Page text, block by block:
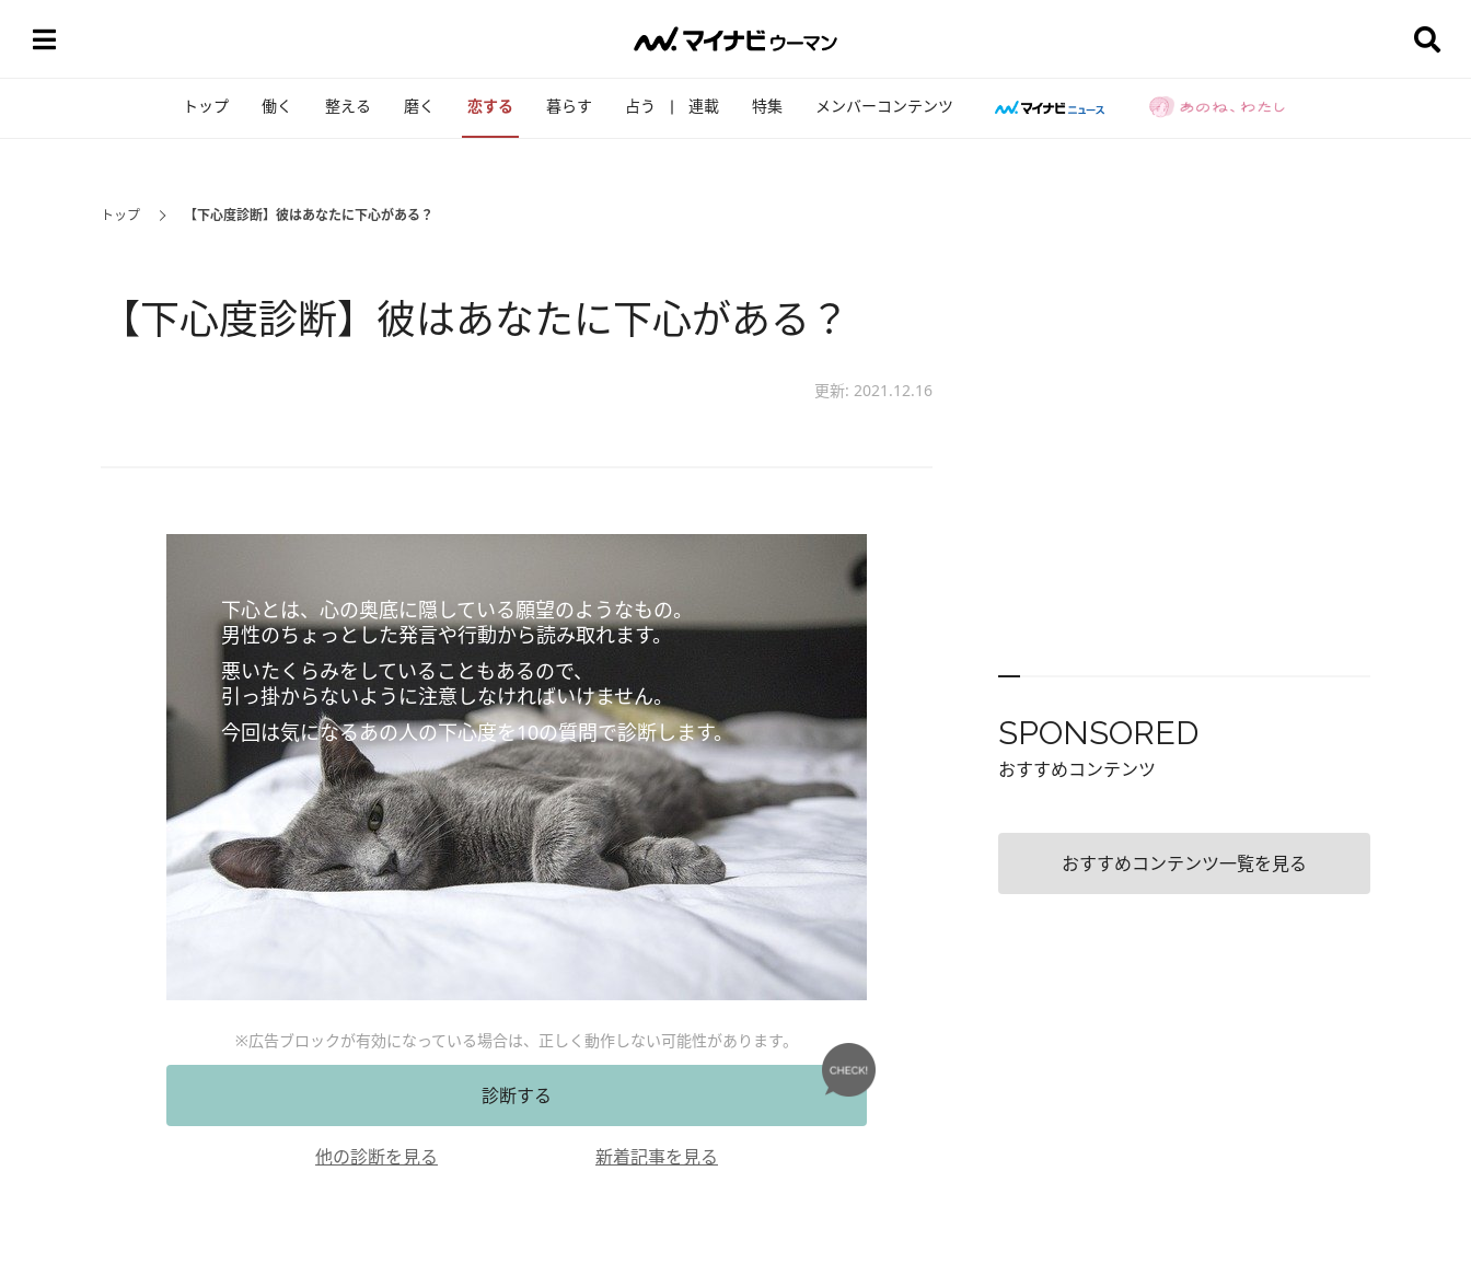
トップ 働く 整える 磨く 恋する 暮らす 占う 連載 特集 メンバーコンテンツ
トップ 【下心度診断】彼はあなたに下心がある？
【下心度診断】彼はあなたに下心がある？
更新: 2021.12.16
下心とは、心の奥底に隠している願望のようなもの。
男性のちょっとした発言や行動から読み取れます。
悪いたくらみをしていることもあるので、
引っ掛からないように注意しなければいけません。
今回は気になるあの人の下心度を10の質問で診断します。
※広告ブロックが有効になっている場合は、正しく動作しない可能性があります。
診断する
他の診断を見る 新着記事を見る
SPONSORED
おすすめコンテンツ
おすすめコンテンツ一覧を見る